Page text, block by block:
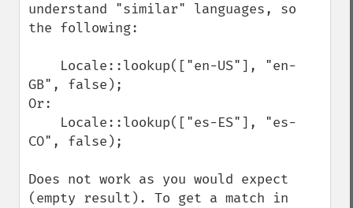
understand "similar" languages, so
the following:
GB", false);
Or:
CO", false);
Does not work as you would expect
(empty result). To get a match in